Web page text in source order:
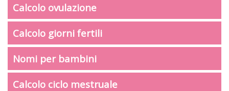
Calcolo ovulazione
Calcolo giorni fertili
Nomi per bambini
Calcolo ciclo mestruale